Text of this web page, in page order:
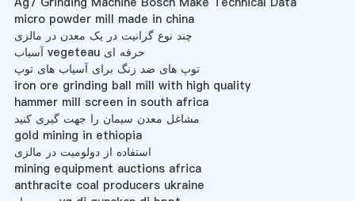
micro powder mill made in china
چند نوع گرانیت در یک معدن در مالزی
آسیاب vegeteau حرفه ای
توپ های ضد زنگ برای آسیاب های توپ
iron ore grinding ball mill with high quality
hammer mill screen in south africa
مشاغل معدن سیمان را جهت گیری کنید
gold mining in ethiopia
استفاده از دولومیت در مالزی
mining equipment auctions africa
anthracite coal producers ukraine